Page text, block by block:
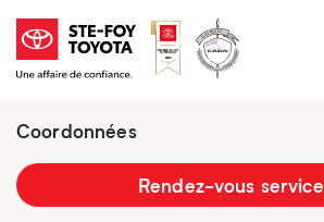
Coordonnées
2777 boulevard du Versant-Nord
Rendez-vous service